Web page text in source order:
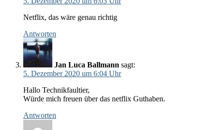
Netflix, das wäre genau richtig
Antworten
Jan Luca Ballmann sagt:
5. Dezember 2020 um 6:04 Uhr
Hallo Technikfaultier,
Würde mich freuen über das netflix Guthaben.
Antworten